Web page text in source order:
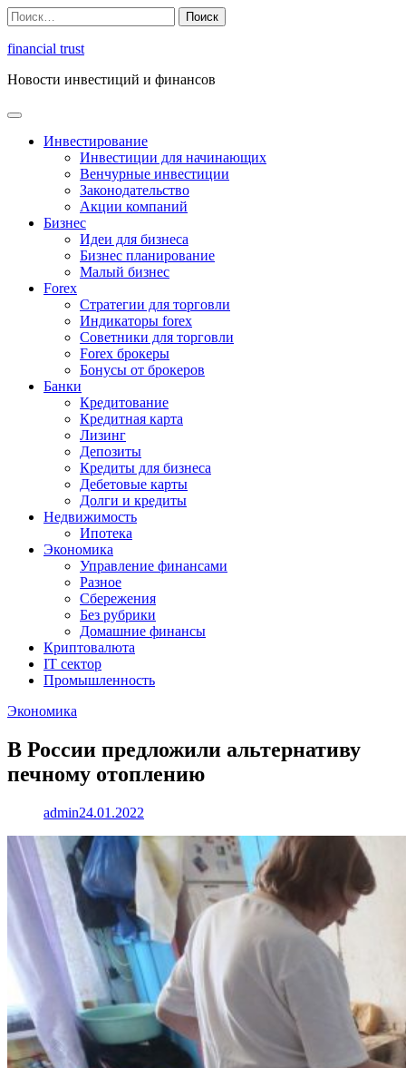
Перейти
к
содержимому
Найти:
financial trust
Новости инвестиций и финансов
Инвестирование
Инвестиции для начинающих
Венчурные инвестиции
Законодательство
Акции компаний
Бизнес
Идеи для бизнеса
Бизнес планирование
Малый бизнес
Forex
Стратегии для торговли
Индикаторы forex
Советники для торговли
Forex брокеры
Бонусы от брокеров
Банки
Кредитование
Кредитная карта
Лизинг
Депозиты
Кредиты для бизнеса
Дебетовые карты
Долги и кредиты
Недвижимость
Ипотека
Экономика
Управление финансами
Разное
Сбережения
Без рубрики
Домашние финансы
Криптовалюта
IT сектор
Промышленность
Экономика
В России предложили альтернативу
печному отоплению
admin24.01.2022